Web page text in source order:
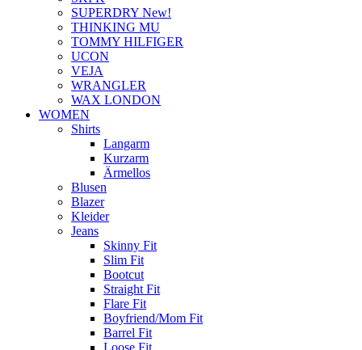
SUPERDRY New!
THINKING MU
TOMMY HILFIGER
UCON
VEJA
WRANGLER
WAX LONDON
WOMEN
Shirts
Langarm
Kurzarm
Ärmellos
Blusen
Blazer
Kleider
Jeans
Skinny Fit
Slim Fit
Bootcut
Straight Fit
Flare Fit
Boyfriend/Mom Fit
Barrel Fit
Loose Fit